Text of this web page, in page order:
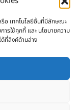
อ เทคโนโลยีอื่นที่มีลักษณะ
ารใช้คุกกี้ และ นโยบายความ
ที่ลิงค์ด้านล่าง